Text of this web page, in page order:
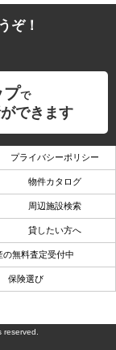
ぞ！
プで
できます
プライバシーポリシー
物件カタログ
周辺施設検索
貸したい方へ
の無料査定受付中
保険選び
reserved.